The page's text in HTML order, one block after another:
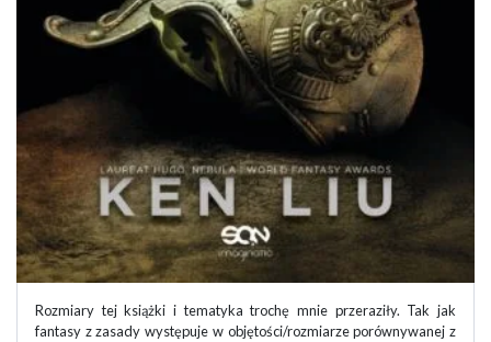
Rozmiary tej książki i tematyka trochę mnie przeraziły. Tak jak
fantasy z zasady występuje w objętości/rozmiarze porównywanej z